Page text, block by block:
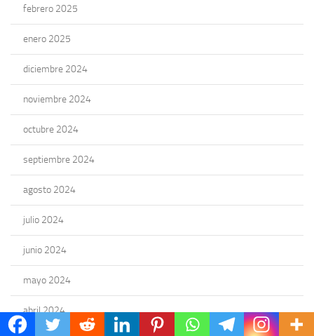
febrero 2025
enero 2025
diciembre 2024
noviembre 2024
octubre 2024
septiembre 2024
agosto 2024
julio 2024
junio 2024
mayo 2024
abril 2024